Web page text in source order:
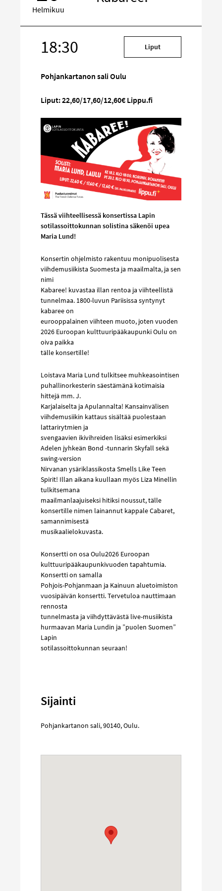
Helmikuu
18:30 Liput
Pohjankartanon sali Oulu
Liput: 22,60/17,60/12,60€ Lippu.fi
Tässä viihteellisessä konsertissa Lapin
sotilassoittokunnan solistina säkenöi upea
Maria Lund!
Konsertin ohjelmisto rakentuu monipuolisesta
viihdemusiikista Suomesta ja maailmalta, ja sen
nimi
Kabaree! kuvastaa illan rentoa ja viihteellistä
tunnelmaa. 1800-luvun Pariisissa syntynyt
kabaree on
eurooppalainen viihteen muoto, joten vuoden
2026 Euroopan kulttuuripääkaupunki Oulu on
oiva paikka
tälle konsertille!
Loistava Maria Lund tulkitsee muhkeasointisen
puhallinorkesterin säestämänä kotimaisia
hittejä mm. J.
Karjalaiselta ja Apulannalta! Kansainvälisen
viihdemusiikin kattaus sisältää puolestaan
lattarirytmien ja
svengaavien ikivihreiden lisäksi esimerkiksi
Adelen jyhkeän Bond -tunnarin Skyfall sekä
swing-version
Nirvanan ysäriklassikosta Smells Like Teen
Spirit! Illan aikana kuullaan myös Liza Minellin
tulkitsemana
maailmanlaajuiseksi hitiksi noussut, tälle
konsertille nimen lainannut kappale Cabaret,
samannimisestä
musikaalielokuvasta.
Konsertti on osa Oulu2026 Euroopan
kulttuuripääkaupunkivuoden tapahtumia.
Konsertti on samalla
Pohjois-Pohjanmaan ja Kainuun aluetoimiston
vuosipäivän konsertti. Tervetuloa nauttimaan
rennosta
tunnelmasta ja viihdyttävästä live-musiikista
hurmaavan Maria Lundin ja ”puolen Suomen”
Lapin
sotilassoittokunnan seuraan!
Sijainti
Pohjankartanon sali,90140,Oulu.